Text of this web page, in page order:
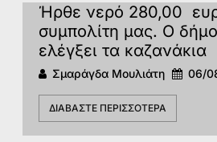
Ήρθε νερό 280,00
συμπολίτη μας. Ο
ελέγξει τα καζανάκια
Σμαράγδα Μουλιάτη 06/
ΔΙΑΒΆΣΤΕ ΠΕΡΙΣΣΌΤΕΡΑ